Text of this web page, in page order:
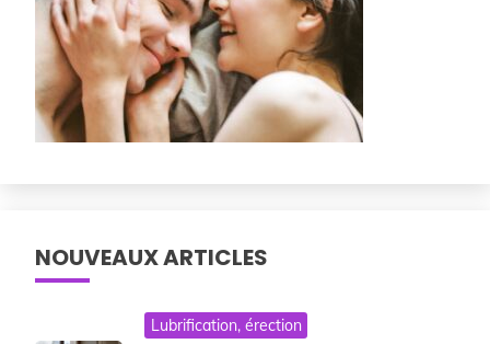
NOUVEAUX ARTICLES
Lubrification, érection